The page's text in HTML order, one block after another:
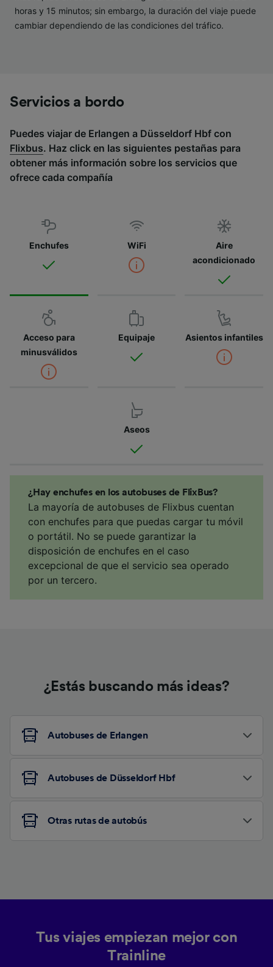
horas y 15 minutos; sin embargo, la duración del viaje puede
cambiar dependiendo de las condiciones del tráfico.
Servicios a bordo
Puedes viajar de Erlangen a Düsseldorf Hbf con
Flixbus. Haz click en las siguientes pestañas para
obtener más información sobre los servicios que
ofrece cada compañía
Enchufes WiFi
Aire
acondicionado
Acceso para
minusválidos
Equipaje Asientos infantiles
Aseos
¿Hay enchufes en los autobuses de FlixBus?
La mayoría de autobuses de Flixbus cuentan
con enchufes para que puedas cargar tu móvil
o portátil. No se puede garantizar la
disposición de enchufes en el caso
excepcional de que el servicio sea operado
por un tercero.
¿Estás buscando más ideas?
Autobuses de Erlangen
Autobuses de Düsseldorf Hbf
Otras rutas de autobús
Tus viajes empiezan mejor con
Trainline